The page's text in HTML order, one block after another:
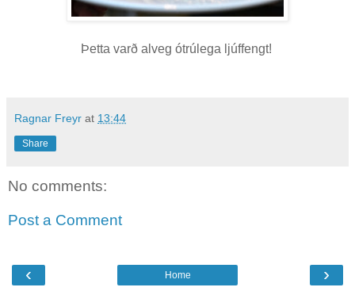
Þetta varð alveg ótrúlega ljúffengt!
Ragnar Freyr at 13:44
Share
No comments:
Post a Comment
‹ ›
Home